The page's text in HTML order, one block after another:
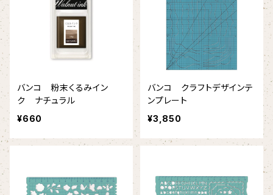
バンコ 粉末くるみイン
ク ナチュラル
¥660
バンコ クラフトデザインテ
ンプレート
¥3,850